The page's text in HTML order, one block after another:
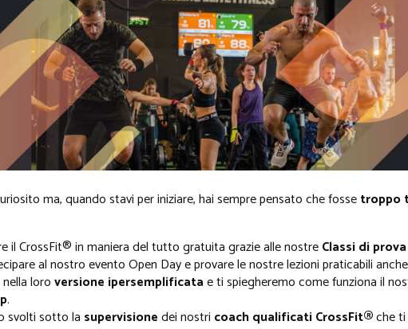
ma, quando stavi per iniziare, hai sempre pensato che fossetroppo
il CrossFit® in maniera del tutto gratuita grazie alle nostreClassi di
al nostro evento Open Day e provare le nostre lezioni praticabili
nella loroversione ipersemplificatae ti spiegheremo come funziona il
.
svolti sotto la supervisionedei nostri coach qualificati CrossFit®che